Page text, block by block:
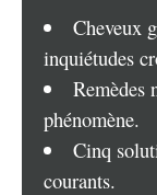
Cheveux
inquiétudes
Remèdes
phénomène.
Cinq
courants.